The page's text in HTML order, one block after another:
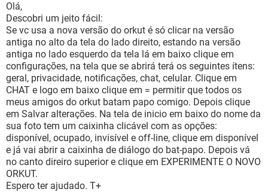
Olá,
Descobri um jeito fácil:
Se vc usa a nova versão do orkut é só clicar na versão
antiga no alto da tela do lado direito, estando na versão
antiga no lado esquerdo da tela lá em baixo clique em
configurações, na tela que se abrirá terá os seguintes ítens:
geral, privacidade, notificações, chat, celular. Clique em
CHAT e logo em baixo clique em = permitir que todos os
meus amigos do orkut batam papo comigo. Depois clique
em Salvar alterações. Na tela de inicio em baixo do nome da
sua foto tem um caixinha clicável com as opções:
disponível, ocupado, invisível e off-line, clique em disponível
e já vai abrir a caixinha de diálogo do bat-papo. Depois vá
no canto direiro superior e clique em EXPERIMENTE O NOVO
ORKUT.
Espero ter ajudado. T+